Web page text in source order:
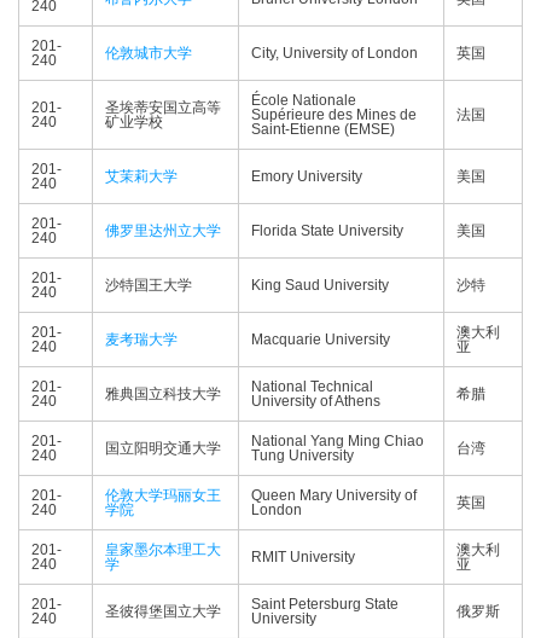
240
201-
240
伦敦城市大学 City, University of London 英国
201-
240
圣埃蒂安国立高等
矿业学校
École Nationale
Supérieure des Mines de
Saint-Etienne (EMSE)
法国
201-
240
艾茉莉大学 Emory University 美国
201-
240
佛罗里达州立大学 Florida State University 美国
201-
240
沙特国王大学 King Saud University 沙特
201-
240
麦考瑞大学 Macquarie University
澳大利
亚
201-
240
雅典国立科技大学
National Technical
University of Athens
希腊
201-
240
国立阳明交通大学
National Yang Ming Chiao
Tung University
台湾
201-
240
伦敦大学玛丽女王
学院
Queen Mary University of
London
英国
201-
240
皇家墨尔本理工大
学
RMIT University
澳大利
亚
201-
240
圣彼得堡国立大学
Saint Petersburg State
University
俄罗斯